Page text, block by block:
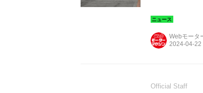
Webモータ
Official Staff